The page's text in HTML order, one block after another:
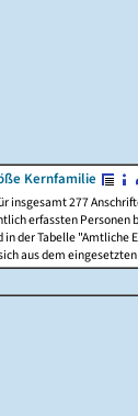
Kernfamilie
insgesamt 277
erfassten
in der Tabelle
aus dem